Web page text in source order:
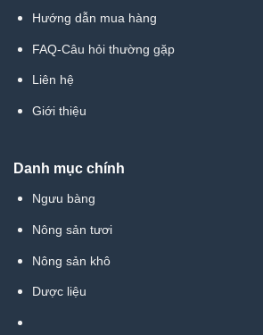
Hướng dẫn mua hàng
FAQ-Câu hỏi thường gặp
Liên hệ
Giới thiệu
Danh mục chính
Ngưu bàng
Nông sản tươi
Nông sản khô
Dược liệu